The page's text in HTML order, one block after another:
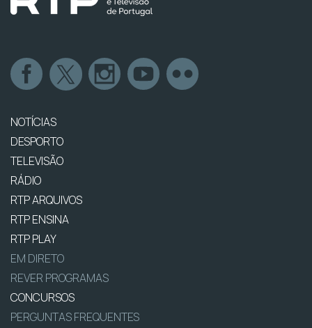
NOTÍCIAS
DESPORTO
TELEVISÃO
RÁDIO
RTP ARQUIVOS
RTP ENSINA
RTP PLAY
EM DIRETO
REVER PROGRAMAS
CONCURSOS
PERGUNTAS FREQUENTES